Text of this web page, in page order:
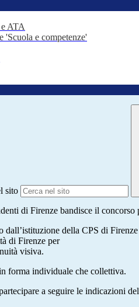
ATA
'Scuola e competenze'
sito
di Firenze bandisce il
dall’istituzione della CPS di
di Firenze per
visiva.
forma individuale che collettiva.
a seguire le indicazioni